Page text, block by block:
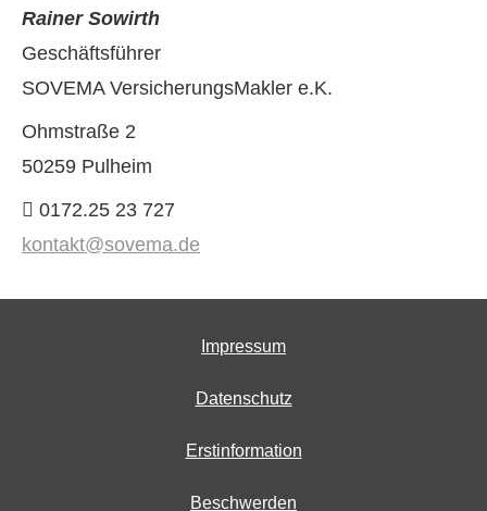
Rainer Sowirth
Geschäftsführer
SOVEMA VersicherungsMakler e.K.
Ohmstraße 2
50259 Pulheim
0172.25 23 727
kontakt@sovema.de
Impressum
Datenschutz
Erstinformation
Beschwerden